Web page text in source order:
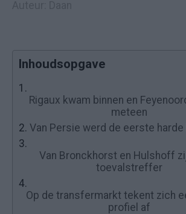
Inhoudsopgave
1.
Rigaux kwam binnen en
meteen
2. Van Persie werd de eerste harde
3.
Van Bronckhorst en Hulshoff
toevalstreffer
4.
Op de transfermarkt tekent zich
profiel af